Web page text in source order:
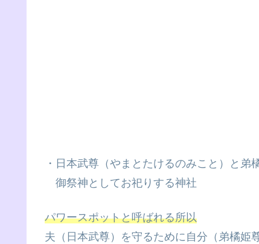
・日本武尊（やまとたけるのみこと）と
御祭神としてお祀りする神社
パワースポットと呼ばれる所以
夫（日本武尊）を守るために自分（弟橘姫